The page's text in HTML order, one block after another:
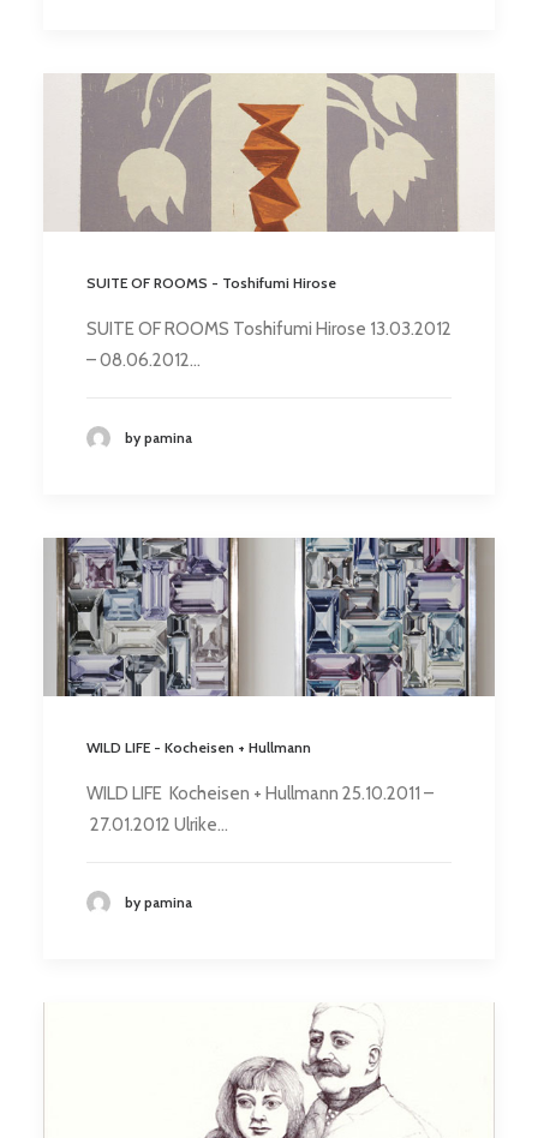
SUITE OF ROOMS - Toshifumi Hirose
SUITE OF ROOMS Toshifumi Hirose 13.03.2012
– 08.06.2012…
by pamina
WILD LIFE - Kocheisen + Hullmann
WILD LIFE Kocheisen + Hullmann 25.10.2011 –
27.01.2012 Ulrike…
by pamina